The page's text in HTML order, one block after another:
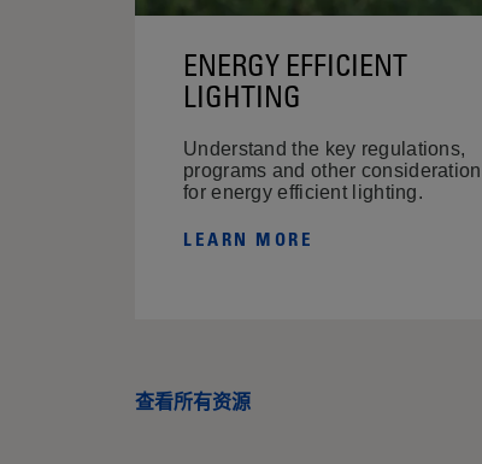
ENERGY EFFICIENT
LIGHTING
Understand the key regulations,
programs and other
for energy efficient lighting.
LEARN MORE
查看所有资源